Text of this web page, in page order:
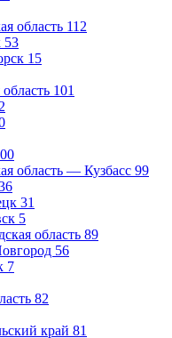
область 112
53
15
101
область — Кузбасс 99
31
5
область 89
56
7
82
край 81